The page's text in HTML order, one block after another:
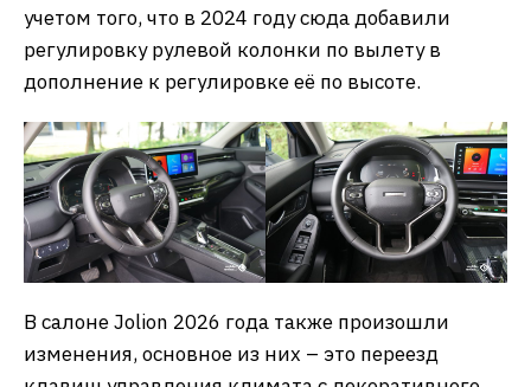
учетом того, что в 2024 году сюда добавили
регулировку рулевой колонки по вылету в
дополнение к регулировке её по высоте.
В салоне Jolion 2026 года также произошли
изменения, основное из них – это переезд